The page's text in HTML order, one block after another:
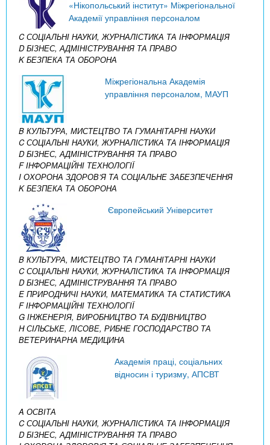
«Нікопольський інститут» Міжрегіональної
Академії управління персоналом
C СОЦІАЛЬНІ НАУКИ, ЖУРНАЛІСТИКА ТА ІНФОРМАЦІЯ
D БІЗНЕС, АДМІНІСТРУВАННЯ ТА ПРАВО
K БЕЗПЕКА ТА ОБОРОНА
Міжрегіональна Академія
управління персоналом, МАУП
B КУЛЬТУРА, МИСТЕЦТВО ТА ГУМАНІТАРНІ НАУКИ
C СОЦІАЛЬНІ НАУКИ, ЖУРНАЛІСТИКА ТА ІНФОРМАЦІЯ
D БІЗНЕС, АДМІНІСТРУВАННЯ ТА ПРАВО
F ІНФОРМАЦІЙНІ ТЕХНОЛОГІЇ
I ОХОРОНА ЗДОРОВ’Я ТА СОЦІАЛЬНЕ ЗАБЕЗПЕЧЕННЯ
K БЕЗПЕКА ТА ОБОРОНА
Європейський Університет
B КУЛЬТУРА, МИСТЕЦТВО ТА ГУМАНІТАРНІ НАУКИ
C СОЦІАЛЬНІ НАУКИ, ЖУРНАЛІСТИКА ТА ІНФОРМАЦІЯ
D БІЗНЕС, АДМІНІСТРУВАННЯ ТА ПРАВО
E ПРИРОДНИЧІ НАУКИ, МАТЕМАТИКА ТА СТАТИСТИКА
F ІНФОРМАЦІЙНІ ТЕХНОЛОГІЇ
G ІНЖЕНЕРІЯ, ВИРОБНИЦТВО ТА БУДІВНИЦТВО
H СІЛЬСЬКЕ, ЛІСОВЕ, РИБНЕ ГОСПОДАРСТВО ТА
ВЕТЕРИНАРНА МЕДИЦИНА
Академія праці, соціальних
відносин і туризму, АПСВТ
A ОСВІТА
C СОЦІАЛЬНІ НАУКИ, ЖУРНАЛІСТИКА ТА ІНФОРМАЦІЯ
D БІЗНЕС, АДМІНІСТРУВАННЯ ТА ПРАВО